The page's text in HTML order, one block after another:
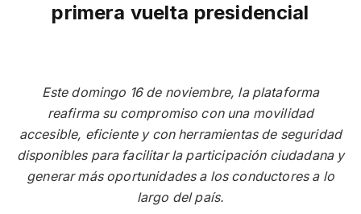
primera vuelta presidencial
Este domingo 16 de noviembre, la plataforma
reafirma su compromiso con una movilidad
accesible, eficiente y con herramientas de seguridad
disponibles para facilitar la participación ciudadana y
generar más oportunidades a los conductores a lo
largo del país.